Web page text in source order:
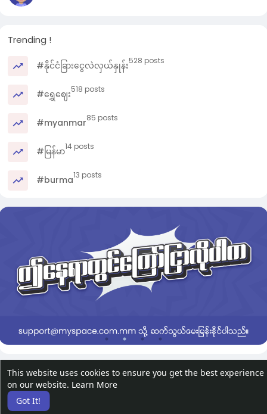
This website uses cookies to ensure you get the best experience
on our website. Learn More
Got It!
Trending !
#နိုင်ငံခြားငွေလဲလှယ်နှုန်း528 posts
#ရွှေဈေး518 posts
#myanmar85 posts
#မြန်မာ14 posts
#burma13 posts